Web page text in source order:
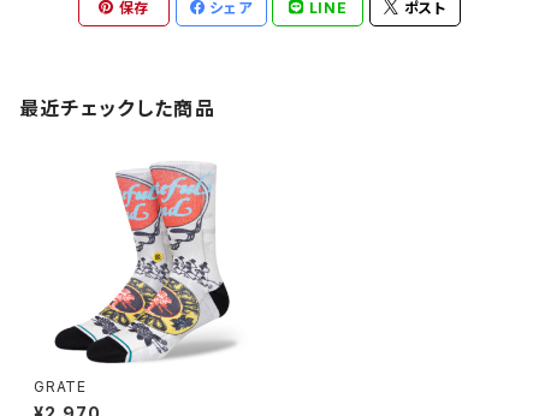
保存 シェア LINE ポスト
最近チェックした商品
GRATE